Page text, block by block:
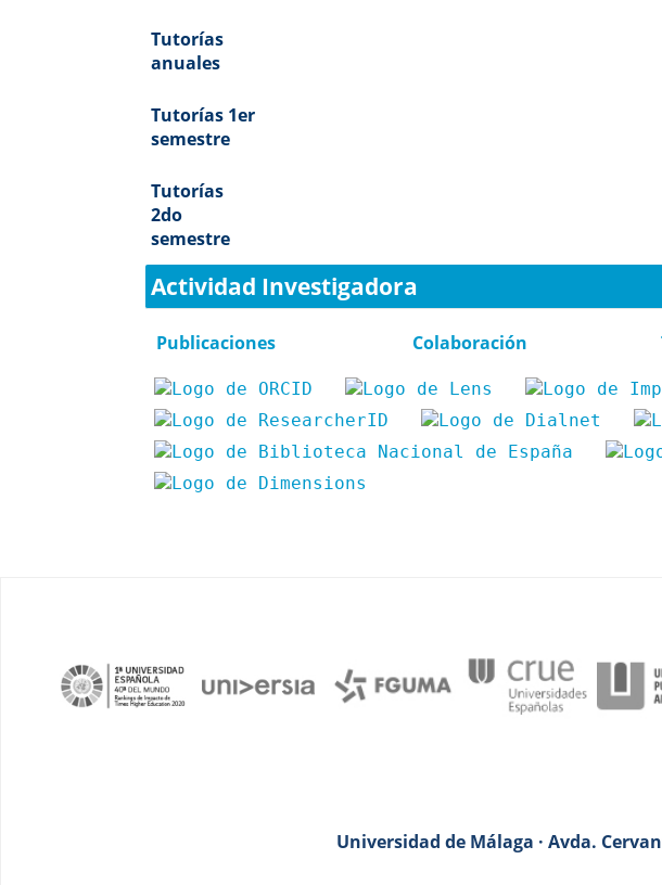
Tutorías
anuales
Tutorías 1er
semestre
Tutorías
2do
semestre
Actividad Investigadora
Publicaciones Colaboración
Universidad de Málaga · Avda.